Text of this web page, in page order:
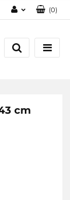
się
(0)
cm